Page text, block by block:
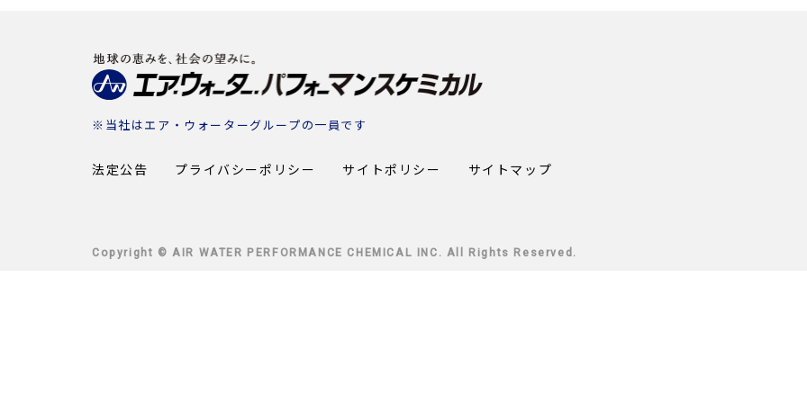
※当社はエア・ウォーターグループの一員です
法定公告 プライバシーポリシー サイトポリシー サイトマップ
Copyright © AIR WATER PERFORMANCE CHEMICAL INC. All Rights Reserved.